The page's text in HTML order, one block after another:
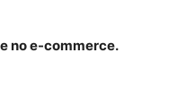
no e-commerce.